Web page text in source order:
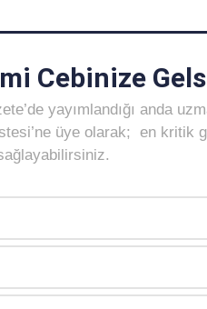
Cebinize
yayımlandığı anda
üye olarak; en kritik